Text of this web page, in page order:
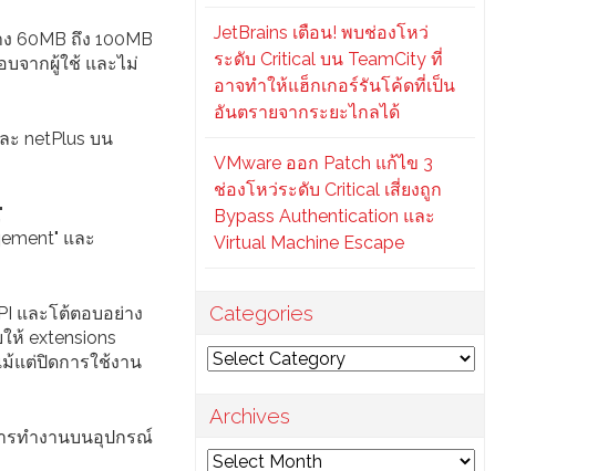
60MB ถึง 100MB
บจากผู้ใช้ และไม่
ะ netPlus บน
และ
และโต้ตอบอย่าง
ห้ extensions
แต่ปิดการใช้งาน
รทำงานบนอุปกรณ์
JetBrains เตือน! พบช่องโหว่
ระดับ Critical บน TeamCity ที่
อาจทำให้แฮ็กเกอร์รันโค้ดที่เป็น
อันตรายจากระยะไกลได้
VMware ออก Patch แก้ไข 3
ช่องโหว่ระดับ Critical เสี่ยงถูก
Bypass Authentication และ
Virtual Machine Escape
Categories
Categories
Archives
Archives